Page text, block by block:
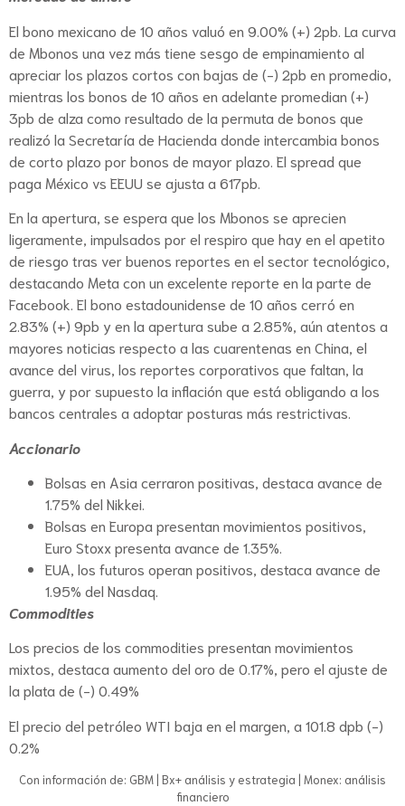
El bono mexicano de 10 años valuó en 9.00% (+) 2pb. La curva
de Mbonos una vez más tiene sesgo de empinamiento al
apreciar los plazos cortos con bajas de (-) 2pb en promedio,
mientras los bonos de 10 años en adelante promedian (+)
3pb de alza como resultado de la permuta de bonos que
realizó la Secretaría de Hacienda donde intercambia bonos
de corto plazo por bonos de mayor plazo. El spread que
paga México vs EEUU se ajusta a 617pb.
En la apertura, se espera que los Mbonos se aprecien
ligeramente, impulsados por el respiro que hay en el apetito
de riesgo tras ver buenos reportes en el sector tecnológico,
destacando Meta con un excelente reporte en la parte de
Facebook. El bono estadounidense de 10 años cerró en
2.83% (+) 9pb y en la apertura sube a 2.85%, aún atentos a
mayores noticias respecto a las cuarentenas en China, el
avance del virus, los reportes corporativos que faltan, la
guerra, y por supuesto la inflación que está obligando a los
bancos centrales a adoptar posturas más restrictivas.
Accionario
Bolsas en Asia cerraron positivas, destaca avance de
1.75% del Nikkei.
Bolsas en Europa presentan movimientos positivos,
Euro Stoxx presenta avance de 1.35%.
EUA, los futuros operan positivos, destaca avance de
1.95% del Nasdaq.
Commodities
Los precios de los commodities presentan movimientos
mixtos, destaca aumento del oro de 0.17%, pero el ajuste de
la plata de (-) 0.49%
El precio del petróleo WTI baja en el margen, a 101.8 dpb (-)
0.2%
Con información de: GBM | Bx+ análisis y estrategia | Monex: análisis
financiero